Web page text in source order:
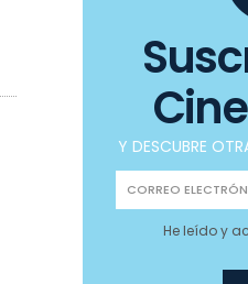
Y DESCUBRE
He leído y